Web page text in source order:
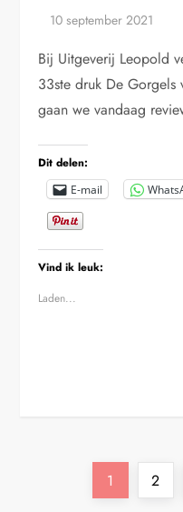
Bij Uitgeverij Leopold
33ste druk De Gorgels
gaan we vandaag
Dit delen:
E-mail
Vind ik leuk:
Laden...
Pagina
1 Pagina
2